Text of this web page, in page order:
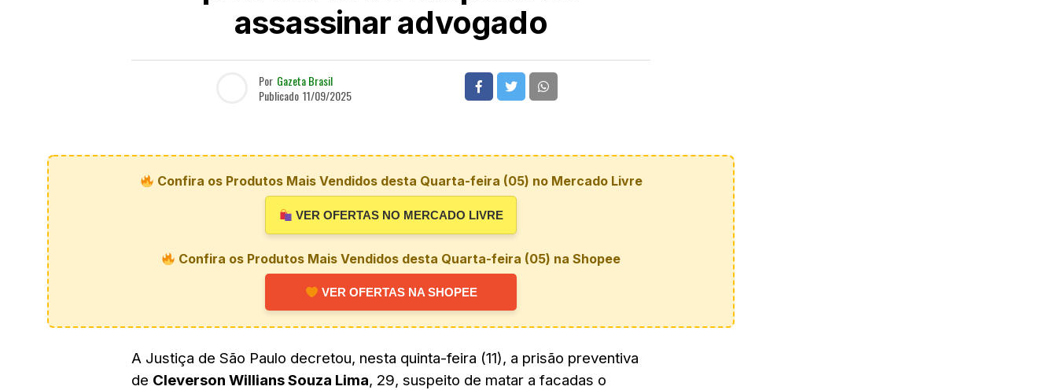
assassinar advogado
Por Gazeta Brasil
Publicado 11/09/2025
Confira os Produtos Mais Vendidos desta Quarta-feira (05) no Mercado Livre
VER OFERTAS NO MERCADO LIVRE
Confira os Produtos Mais Vendidos desta Quarta-feira (05) na Shopee
VER OFERTAS NA SHOPEE
A Justiça de São Paulo decretou, nesta quinta-feira (11), a prisão preventiva
de Cleverson Willians Souza Lima, 29, suspeito de matar a facadas o